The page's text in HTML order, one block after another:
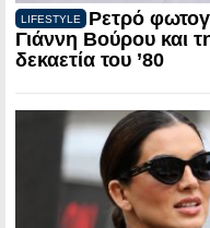
LIFESTYLE
Ρετρό
Γιάννη Βούρου και
δεκαετία του ’80